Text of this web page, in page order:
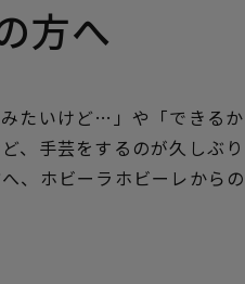
方へ
みたいけど…」や「できる
、手芸をするのが久しぶ
、ホビーラホビーレから